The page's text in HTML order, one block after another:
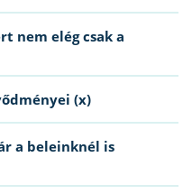
nem elég csak a
(x)
a beleinknél is